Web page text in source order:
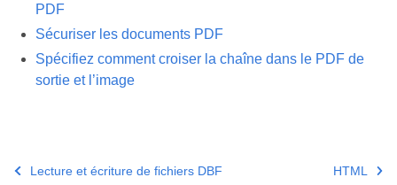
PDF
Sécuriser les documents PDF
Spécifiez comment croiser la chaîne dans le PDF de
sortie et l’image
Lecture et écriture de fichiers DBF HTML